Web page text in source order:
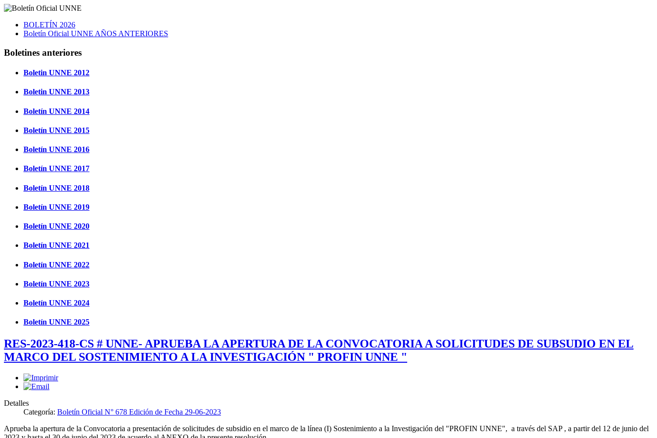
BOLETÍN 2026
Boletín Oficial UNNE AÑOS ANTERIORES
Boletines anteriores
Boletin UNNE 2012
Boletin UNNE 2013
Boletín UNNE 2014
Boletín UNNE 2015
Boletín UNNE 2016
Boletín UNNE 2017
Boletín UNNE 2018
Boletín UNNE 2019
Boletín UNNE 2020
Boletín UNNE 2021
Boletín UNNE 2022
Boletín UNNE 2023
Boletín UNNE 2024
Boletín UNNE 2025
RES-2023-418-CS # UNNE- APRUEBA LA APERTURA DE LA CONVOCATORIA A SOLICITUDES DE SUBSUDIO EN EL
MARCO DEL SOSTENIMIENTO A LA INVESTIGACIÓN " PROFIN UNNE "
Detalles
Categoría: Boletín Oficial N° 678 Edición de Fecha 29-06-2023
Aprueba la apertura de la Convocatoria a presentación de solicitudes de subsidio en el marco de la línea (I) Sostenimiento a la Investigación del "PROFIN UNNE", a través del SAP , a partir del 12 de junio del